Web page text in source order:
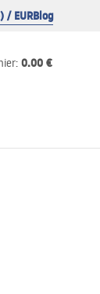
/ EURBlog
: 0.00 €